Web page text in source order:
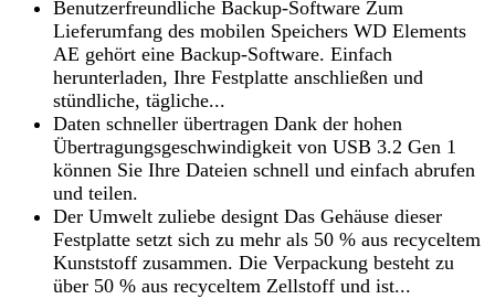
Benutzerfreundliche Backup-Software Zum
Lieferumfang des mobilen Speichers WD Elements
AE gehört eine Backup-Software. Einfach
herunterladen, Ihre Festplatte anschließen und
stündliche, tägliche...
Daten schneller übertragen Dank der hohen
Übertragungsgeschwindigkeit von USB 3.2 Gen 1
können Sie Ihre Dateien schnell und einfach abrufen
und teilen.
Der Umwelt zuliebe designt Das Gehäuse dieser
Festplatte setzt sich zu mehr als 50 % aus recyceltem
Kunststoff zusammen. Die Verpackung besteht zu
über 50 % aus recyceltem Zellstoff und ist...